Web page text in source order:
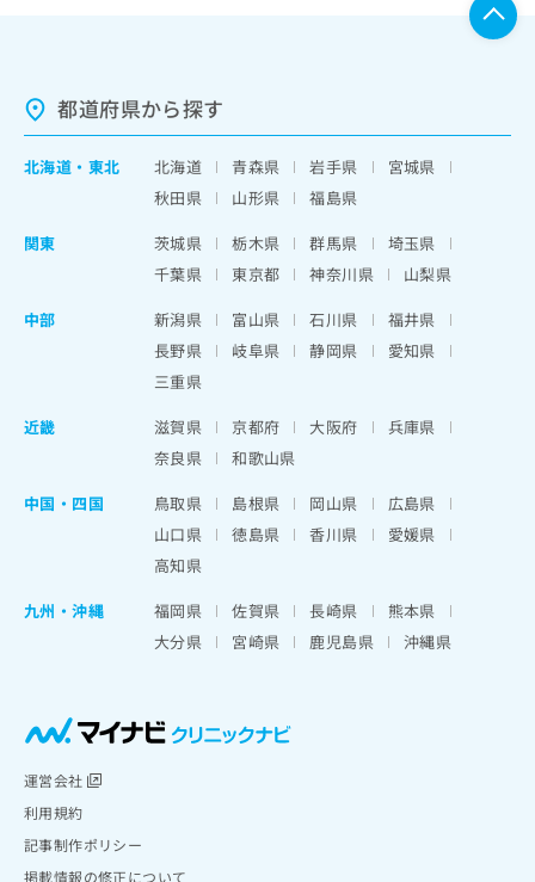
都道府県から探す
北海道 ・ 東北 北海道 青森県 岩手県
宮城県
秋田県
山形県
福島県
関東
茨城県 栃木県 群馬県
埼玉県
千葉県
東京都 神奈川県
山梨県
中部
新潟県 富山県 石川県
福井県
長野県
岐阜県 静岡県
愛知県
三重県
近畿
滋賀県 京都府 大阪府
兵庫県
奈良県
和歌山県
中国・四国
鳥取県 島根県 岡山県
広島県
山口県
徳島県 香川県
愛媛県
高知県
九州・沖縄
福岡県 佐賀県 長崎県
熊本県
大分県
宮崎県 鹿児島県 沖縄県
運営会社
利用規約
記事制作ポリシー
掲載情報の修正について